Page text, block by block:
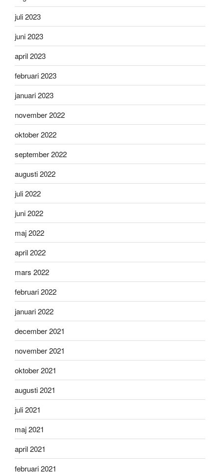
juli 2023
juni 2023
april 2023
februari 2023
januari 2023
november 2022
oktober 2022
september 2022
augusti 2022
juli 2022
juni 2022
maj 2022
april 2022
mars 2022
februari 2022
januari 2022
december 2021
november 2021
oktober 2021
augusti 2021
juli 2021
maj 2021
april 2021
februari 2021